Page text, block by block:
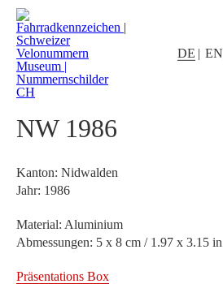
DE EN
NW 1986
Kanton: Nidwalden
Jahr: 1986
Material: Aluminium
Abmessungen: 5 x 8 cm / 1.97 x 3.15 in
Präsentations Box